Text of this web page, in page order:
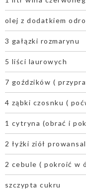
olej z dodatkiem
3 gałązki rozmarynu
5 liści laurowych
7 goździków (
4 ząbki czosnku (
1 cytryna (obrać i
2 łyżki ziół
2 cebule ( pokroić w
szczypta cukru